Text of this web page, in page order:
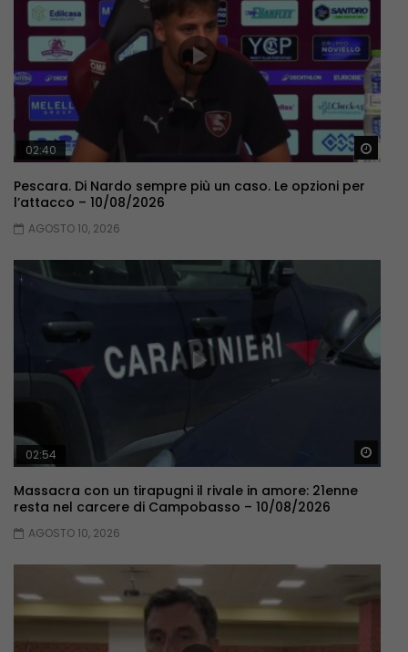
02:40
Pescara. Di Nardo sempre più un caso. Le opzioni per
l’attacco – 10/08/2026
AGOSTO 10, 2026
02:54
Massacra con un tirapugni il rivale in amore: 21enne
resta nel carcere di Campobasso – 10/08/2026
AGOSTO 10, 2026